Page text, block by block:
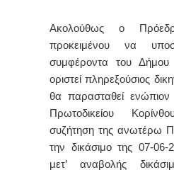
Ακολούθως ο
προκειμένου να
συμφέροντα του
οριστεί πληρεξούσιος
θα παρασταθεί
Πρωτοδικείου
συζήτηση της ανωτέρω
την δικάσιμο της 07-
μετ’ αναβολής